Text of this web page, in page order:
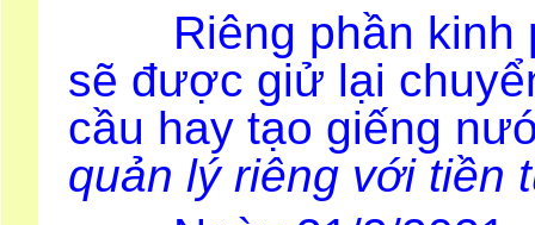
Riêng phần kinh
sẽ được giử lại
cầu hay tạo giếng
quản lý riêng với tiền